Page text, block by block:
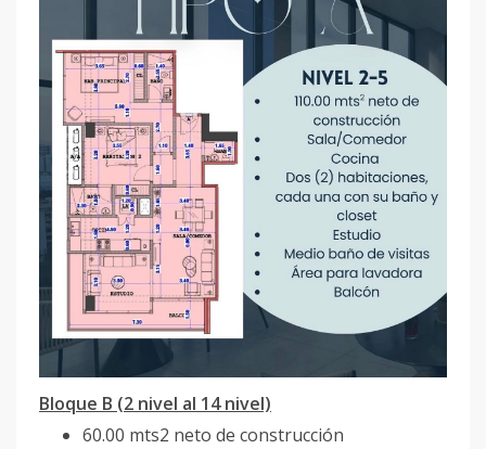
Bloque B (2 nivel al 14 nivel)
60.00 mts2 neto de construcción